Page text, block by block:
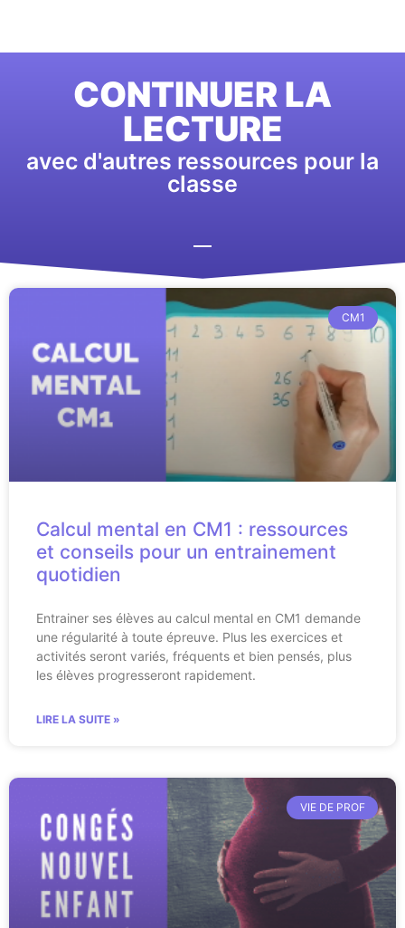
CONTINUER LA
LECTURE
avec d'autres ressources pour la
classe
CM1
Calcul mental en CM1 : ressources
et conseils pour un entrainement
quotidien
Entrainer ses élèves au calcul mental en CM1 demande
une régularité à toute épreuve. Plus les exercices et
activités seront variés, fréquents et bien pensés, plus
les élèves progresseront rapidement.
LIRE LA SUITE »
VIE DE PROF